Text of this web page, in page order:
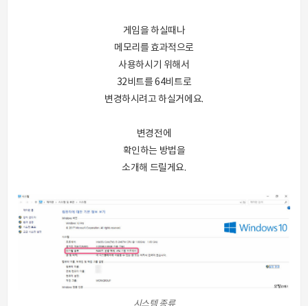
게임을 하실때나
메모리를 효과적으로
사용하시기 위해서
32비트를 64비트로
변경하시려고 하실거에요.
변경전에
확인하는 방법을
소개해 드릴게요.